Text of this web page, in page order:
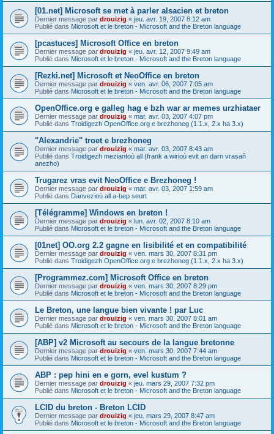
[01.net] Microsoft se met à parler alsacien et breton
Dernier message par drouizig « jeu. avr. 19, 2007 8:12 am
Publié dans Microsoft et le breton - Microsoft and the Breton language
[pcastuces] Microsoft Office en breton
Dernier message par drouizig « jeu. avr. 12, 2007 9:49 am
Publié dans Microsoft et le breton - Microsoft and the Breton language
[Rezki.net] Microsoft et NeoOffice en breton
Dernier message par drouizig « ven. avr. 06, 2007 7:05 am
Publié dans Microsoft et le breton - Microsoft and the Breton language
OpenOffice.org e galleg hag e bzh war ar memes urzhiataer
Dernier message par drouizig « mar. avr. 03, 2007 4:07 pm
Publié dans Troidigezh OpenOffice.org e brezhoneg (1.1.x, 2.x ha 3.x)
"Alexandrie" troet e brezhoneg
Dernier message par drouizig « mar. avr. 03, 2007 8:43 am
Publié dans Troidigezh meziantoù all (frank a wirioù evit an darn vrasañ
anezho)
Trugarez vras evit NeoOffice e Brezhoneg !
Dernier message par drouizig « mar. avr. 03, 2007 1:59 am
Publié dans Danvezioù all a-bep seurt
[Télégramme] Windows en breton !
Dernier message par drouizig « lun. avr. 02, 2007 8:10 am
Publié dans Microsoft et le breton - Microsoft and the Breton language
[01net] OO.org 2.2 gagne en lisibilité et en compatibilité
Dernier message par drouizig « ven. mars 30, 2007 8:31 pm
Publié dans Troidigezh OpenOffice.org e brezhoneg (1.1.x, 2.x ha 3.x)
[Programmez.com] Microsoft Office en breton
Dernier message par drouizig « ven. mars 30, 2007 8:29 pm
Publié dans Microsoft et le breton - Microsoft and the Breton language
Le Breton, une langue bien vivante ! par Luc
Dernier message par drouizig « ven. mars 30, 2007 8:01 am
Publié dans Microsoft et le breton - Microsoft and the Breton language
[ABP] v2 Microsoft au secours de la langue bretonne
Dernier message par drouizig « ven. mars 30, 2007 7:44 am
Publié dans Microsoft et le breton - Microsoft and the Breton language
ABP : pep hini en e gorn, evel kustum ?
Dernier message par drouizig « jeu. mars 29, 2007 7:32 pm
Publié dans Microsoft et le breton - Microsoft and the Breton language
LCID du breton - Breton LCID
Dernier message par drouizig « jeu. mars 29, 2007 8:47 am
Publié dans Microsoft et le breton - Microsoft and the Breton language